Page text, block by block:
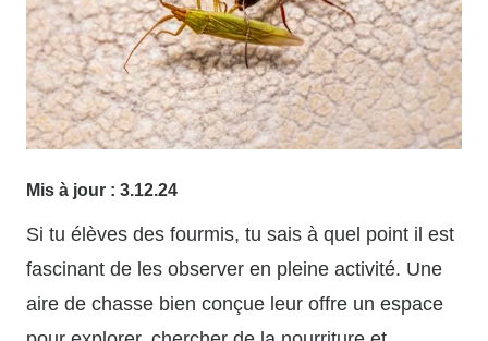
Mis à jour : 3.12.24
Si tu élèves des fourmis, tu sais à quel point il est
fascinant de les observer en pleine activité. Une
aire de chasse bien conçue leur offre un espace